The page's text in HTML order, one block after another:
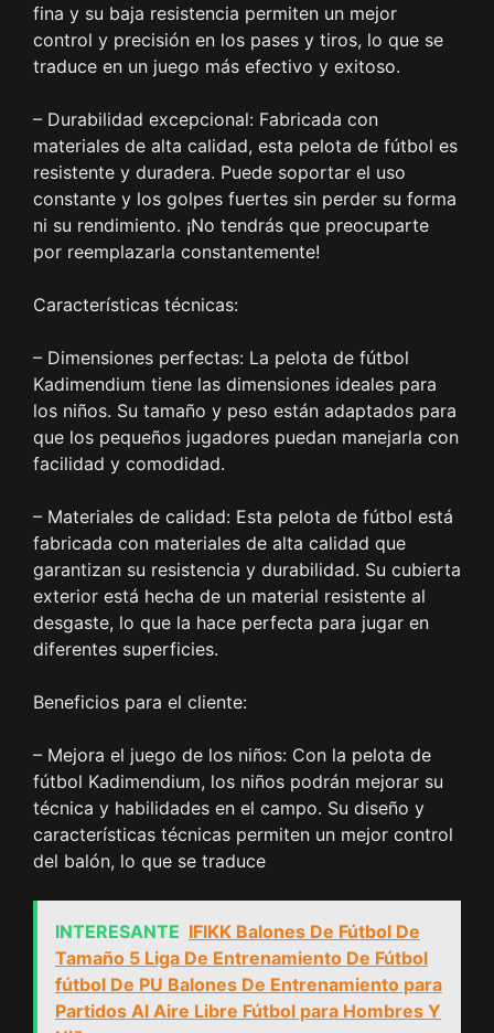
fina y su baja resistencia permiten un mejor
control y precisión en los pases y tiros, lo que se
traduce en un juego más efectivo y exitoso.
– Durabilidad excepcional: Fabricada con
materiales de alta calidad, esta pelota de fútbol es
resistente y duradera. Puede soportar el uso
constante y los golpes fuertes sin perder su forma
ni su rendimiento. ¡No tendrás que preocuparte
por reemplazarla constantemente!
Características técnicas:
– Dimensiones perfectas: La pelota de fútbol
Kadimendium tiene las dimensiones ideales para
los niños. Su tamaño y peso están adaptados para
que los pequeños jugadores puedan manejarla con
facilidad y comodidad.
– Materiales de calidad: Esta pelota de fútbol está
fabricada con materiales de alta calidad que
garantizan su resistencia y durabilidad. Su cubierta
exterior está hecha de un material resistente al
desgaste, lo que la hace perfecta para jugar en
diferentes superficies.
Beneficios para el cliente:
– Mejora el juego de los niños: Con la pelota de
fútbol Kadimendium, los niños podrán mejorar su
técnica y habilidades en el campo. Su diseño y
características técnicas permiten un mejor control
del balón, lo que se traduce
INTERESANTE IFIKK Balones De Fútbol De
Tamaño 5 Liga De Entrenamiento De Fútbol
fútbol De PU Balones De Entrenamiento para
Partidos Al Aire Libre Fútbol para Hombres Y